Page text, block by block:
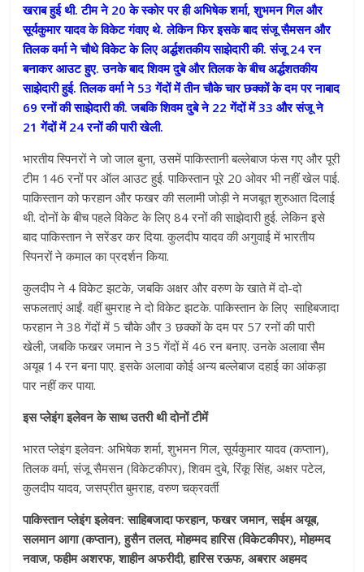
खराब हुई थी. टीम ने 20 के स्कोर पर ही अभिषेक शर्मा, शुभमन गिल और
सूर्यकुमार यादव के विकेट गंवाए थे. लेकिन फिर इसके बाद संजू सैमसन और
तिलक वर्मा ने चौथे विकेट के लिए अर्द्धशतकीय साझेदारी की. संजू 24 रन
बनाकर आउट हुए. उनके बाद शिवम दुबे और तिलक के बीच अर्द्धशतकीय
साझेदारी हुई. तिलक वर्मा ने 53 गेंदों में तीन चौके चार छक्कों के दम पर नाबाद
69 रनों की साझेदारी की. जबकि शिवम दुबे ने 22 गेंदों में 33 और संजू ने
21 गेंदों में 24 रनों की पारी खेली.
भारतीय स्पिनरों ने जो जाल बुना, उसमें पाकिस्तानी बल्लेबाज फंस गए और पूरी
टीम 146 रनों पर ऑल आउट हुई. पाकिस्तान पूरे 20 ओवर भी नहीं खेल पाई.
पाकिस्तान को फरहान और फखर की सलामी जोड़ी ने मजबूत शुरुआत दिलाई
थी. दोनों के बीच पहले विकेट के लिए 84 रनों की साझेदारी हुई. लेकिन इसे
बाद पाकिस्तान ने सरेंडर कर दिया. कुलदीप यादव की अगुवाई में भारतीय
स्पिनरों ने कमाल का प्रदर्शन किया.
कुलदीप ने 4 विकेट झटके, जबकि अक्षर और वरुण के खाते में दो-दो
सफलताएं आईं. वहीं बुमराह ने दो विकेट झटके. पाकिस्तान के लिए साहिबजादा
फरहान ने 38 गेंदों में 5 चौके और 3 छक्कों के दम पर 57 रनों की पारी
खेली, जबकि फखर जमान ने 35 गेंदों में 46 रन बनाए. उनके अलावा सैम
अयूब 14 रन बना पाए. इसके अलावा कोई अन्य बल्लेबाज दहाई का आंकड़ा
पार नहीं कर पाया.
इस प्लेइंग इलेवन के साथ उतरी थी दोनों टीमें
भारत प्लेइंग इलेवन: अभिषेक शर्मा, शुभमन गिल, सूर्यकुमार यादव (कप्तान),
तिलक वर्मा, संजू सैमसन (विकेटकीपर), शिवम दुबे, रिंकू सिंह, अक्षर पटेल,
कुलदीप यादव, जसप्रीत बुमराह, वरुण चक्रवर्ती
पाकिस्तान प्लेइंग इलेवन: साहिबजादा फरहान, फखर जमान, सईम अयूब,
सलमान आगा (कप्तान), हुसैन तलत, मोहम्मद हारिस (विकेटकीपर), मोहम्मद
नवाज, फहीम अशरफ, शाहीन अफरीदी, हारिस रऊफ, अबरार अहमद